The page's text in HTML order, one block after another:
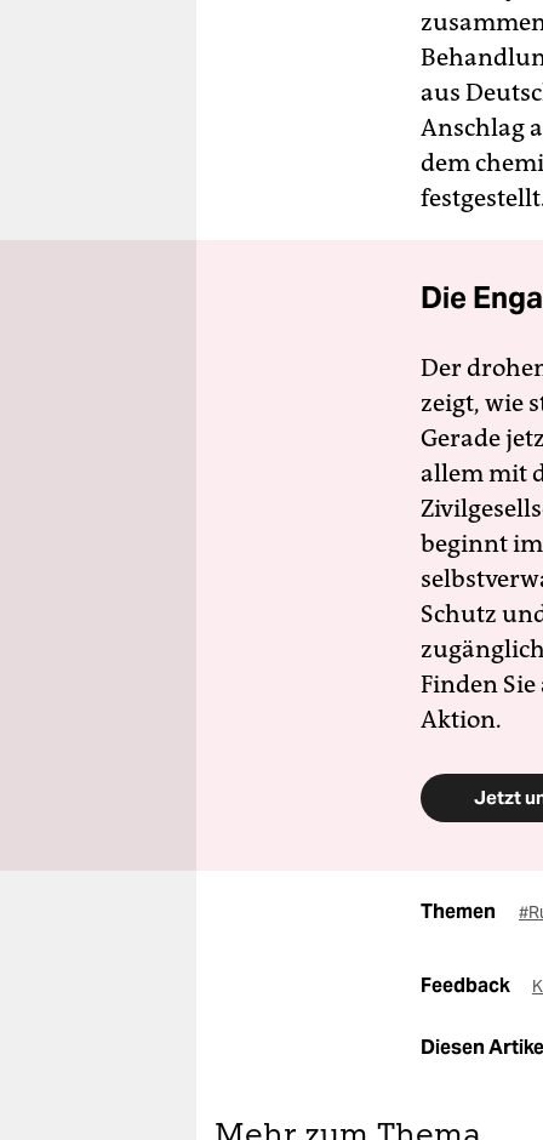
aus
Anschlag
dem
Die
Der
zeigt, wie
Gerade
allem mit
beginnt
Schutz
Finden
Aktion.
Jetzt
Themen
Feedback
Diesen